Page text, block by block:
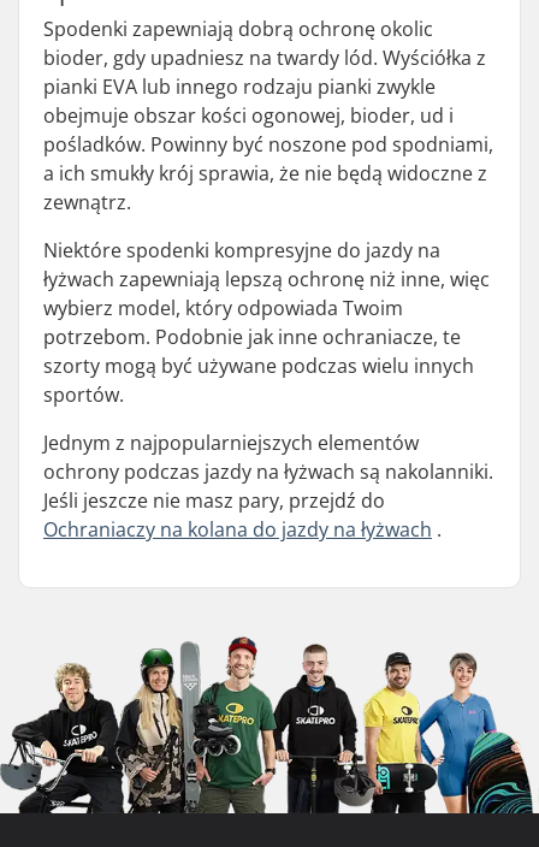
Spodenki zapewniają dobrą ochronę okolic
bioder, gdy upadniesz na twardy lód. Wyściółka z
pianki EVA lub innego rodzaju pianki zwykle
obejmuje obszar kości ogonowej, bioder, ud i
pośladków. Powinny być noszone pod spodniami,
a ich smukły krój sprawia, że nie będą widoczne z
zewnątrz.
Niektóre spodenki kompresyjne do jazdy na
łyżwach zapewniają lepszą ochronę niż inne, więc
wybierz model, który odpowiada Twoim
potrzebom. Podobnie jak inne ochraniacze, te
szorty mogą być używane podczas wielu innych
sportów.
Jednym z najpopularniejszych elementów
ochrony podczas jazdy na łyżwach są nakolanniki.
Jeśli jeszcze nie masz pary, przejdź do
Ochraniaczy na kolana do jazdy na łyżwach .